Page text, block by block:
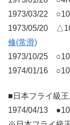
1973/03/22
1973/05/20
修(常滑)
1973/10/25
1974/01/16
■日本フライ級
1974/04/13